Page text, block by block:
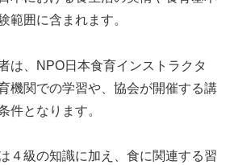
範囲に含まれます。
は、NPO日本食育インストラクタ
機関での学習や、協会が開催する講
件となります。
４級の知識に加え、食に関連する習